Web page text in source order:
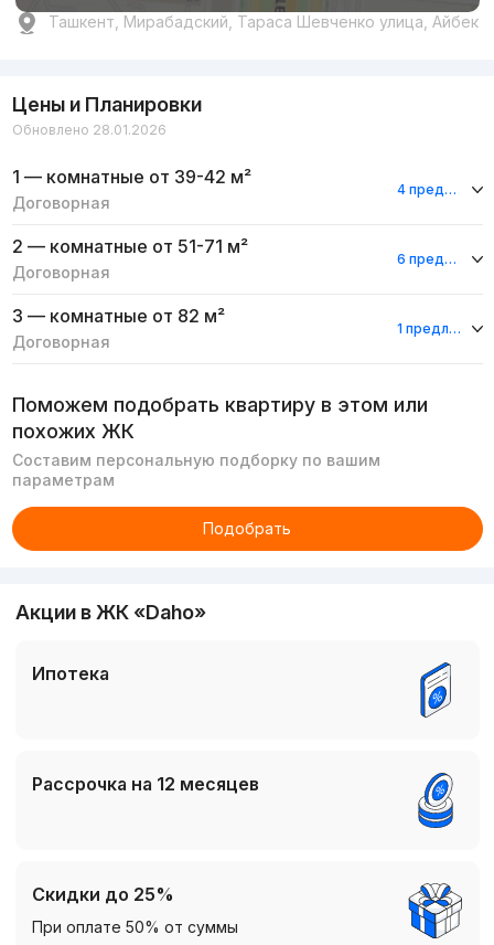
Ташкент, Мирабадский, Тараса Шевченко улица, Айбек
Цены и Планировки
Обновлено 28.01.2026
1 — комнатные от 39-42 м²
Договорная
4 предложения
2 — комнатные от 51-71 м²
Договорная
6 предложений
3 — комнатные от 82 м²
Договорная
1 предложение
Поможем подобрать квартиру в этом или
похожих ЖК
Составим персональную подборку по вашим
параметрам
Подобрать
Акции в ЖК «Daho»
Ипотека
Рассрочка на 12 месяцев
Скидки до 25%
При оплате 50% от суммы